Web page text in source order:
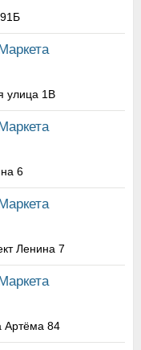
улица 1В
6
Ленина 7
Артёма 84